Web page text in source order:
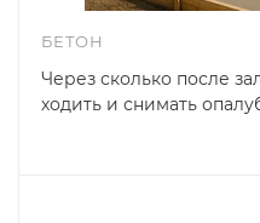
БЕТОН
Через сколько после
ходить и снимать